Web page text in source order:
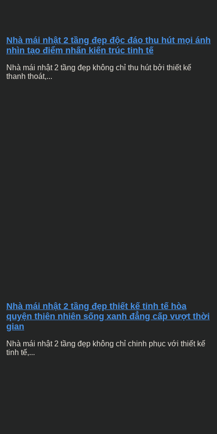
Nhà mái nhật 2 tầng đẹp độc đáo thu hút mọi ánh
nhìn tạo điểm nhấn kiến trúc tinh tế
Nhà mái nhật 2 tầng đẹp không chỉ thu hút bởi thiết kế
thanh thoát,...
Nhà mái nhật 2 tầng đẹp thiết kế tinh tế hòa
quyện thiên nhiên sống xanh đẳng cấp vượt thời
gian
Nhà mái nhật 2 tầng đẹp không chỉ chinh phục với thiết kế
tinh tế,...